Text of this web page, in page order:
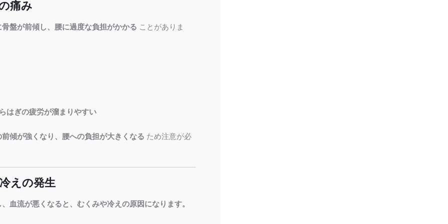
痛み
盤が前傾し、腰に過度な負担がかかる ことがありま
はぎの疲労が溜まりやすい
傾が強くなり、腰への負担が大きくなる ため注意が必
えの発生
血流が悪くなると、むくみや冷えの原因になります。